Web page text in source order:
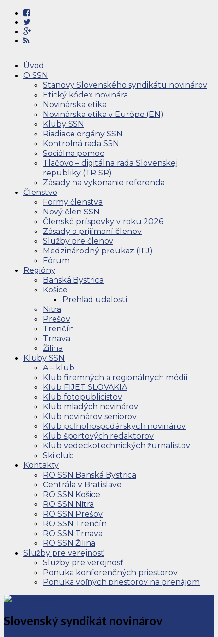
Úvod
O SSN
Stanovy Slovenského syndikátu novinárov
Etický kódex novinára
Novinárska etika
Novinárska etika v Európe (EN)
Kluby SSN
Riadiace orgány SSN
Kontrolná rada SSN
Sociálna pomoc
Tlačovo – digitálna rada Slovenskej
republiky (TR SR)
Zásady na vykonanie referenda
Členstvo
Formy členstva
Nový člen SSN
Členské príspevky v roku 2026
Zásady o prijímaní členov
Služby pre členov
Medzinárodný preukaz (IFJ)
Fórum
Regióny
Banská Bystrica
Košice
Prehľad udalostí
Nitra
Prešov
Trenčín
Trnava
Žilina
Kluby SSN
A – klub
Klub firemných a regionálnych médií
Klub FIJET SLOVAKIA
Klub fotopublicistov
Klub mladých novinárov
Klub novinárov seniorov
Klub poľnohospodárskych novinárov
Klub športových redaktorov
Klub vedeckotechnických žurnalistov
Ski club
Kontakty
RO SSN Banská Bystrica
Centrála v Bratislave
RO SSN Košice
RO SSN Nitra
RO SSN Prešov
RO SSN Trenčín
RO SSN Trnava
RO SSN Žilina
Služby pre verejnosť
Služby pre verejnosť
Ponuka konferenčných priestorov
Ponuka voľných priestorov na prenájom
Slovenský syndikát novinárov